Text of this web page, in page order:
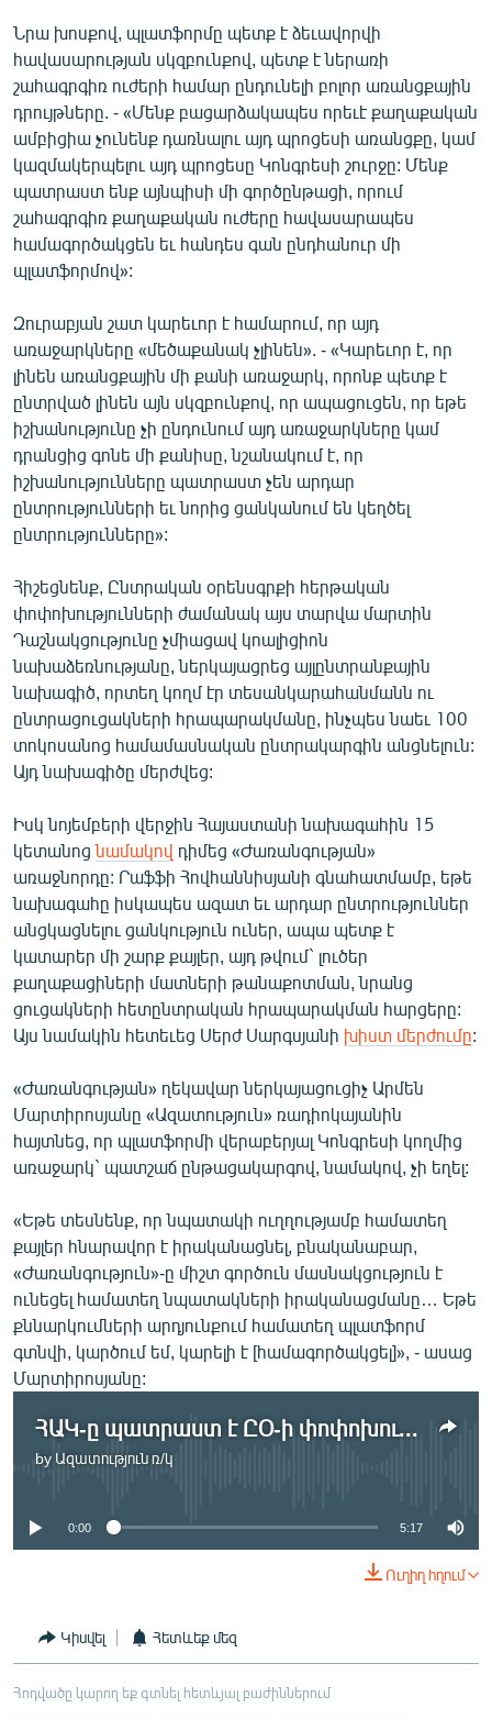
Նրա խոսքով, պլատֆորմը պետք է ձեւավորվի
հավասարության սկզբունքով, պետք է ներառի
շահագրգիռ ուժերի համար ընդունելի բոլոր առանցքային
դրույթները. - «Մենք բացարձակապես որեւէ քաղաքական
ամբիցիա չունենք դառնալու այդ պրոցեսի առանցքը, կամ
կազմակերպելու այդ պրոցեսը Կոնգրեսի շուրջը: Մենք
պատրաստ ենք այնպիսի մի գործընթացի, որում
շահագրգիռ քաղաքական ուժերը հավասարապես
համագործակցեն եւ հանդես գան ընդհանուր մի
պլատֆորմով»:
Զուրաբյան շատ կարեւոր է համարում, որ այդ
առաջարկները «մեծաքանակ չլինեն». - «Կարեւոր է, որ
լինեն առանցքային մի քանի առաջարկ, որոնք պետք է
ընտրված լինեն այն սկզբունքով, որ ապացուցեն, որ եթե
իշխանությունը չի ընդունում այդ առաջարկները կամ
դրանցից գոնե մի քանիսը, նշանակում է, որ
իշխանությունները պատրաստ չեն արդար
ընտրությունների եւ նորից ցանկանում են կեղծել
ընտրությունները»:
Հիշեցնենք, Ընտրական օրենսգրքի հերթական
փոփոխությունների ժամանակ այս տարվա մարտին
Դաշնակցությունը չմիացավ կոալիցիոն
նախաձեռնությանը, ներկայացրեց այլընտրանքային
նախագիծ, որտեղ կողմ էր տեսանկարահանմանն ու
ընտրացուցակների հրապարակմանը, ինչպես նաեւ 100
տոկոսանոց համամասնական ընտրակարգին անցնելուն:
Այդ նախագիծը մերժվեց:
Իսկ նոյեմբերի վերջին Հայաստանի նախագահին 15
կետանոցնամակով դիմեց «Ժառանգության»
առաջնորդը: Րաֆֆի Հովհաննիսյանի գնահատմամբ, եթե
նախագահը իսկապես ազատ եւ արդար ընտրություններ
անցկացնելու ցանկություն ուներ, ապա պետք է
կատարեր մի շարք քայլեր, այդ թվում` լուծեր
քաղաքացիների մատների թանաքոտման, նրանց
ցուցակների հետընտրական հրապարակման հարցերը:
Այս նամակին հետեւեց Սերժ Սարգսյանի խիստ մերժումը:
«Ժառանգության» ղեկավար ներկայացուցիչ Արմեն
Մարտիրոսյանը «Ազատություն» ռադիոկայանին
հայտնեց, որ պլատֆորմի վերաբերյալ Կոնգրեսի կողմից
առաջարկ` պատշաճ ընթացակարգով, նամակով, չի եղել:
«Եթե տեսնենք, որ նպատակի ուղղությամբ համատեղ
քայլեր հնարավոր է իրականացնել, բնականաբար,
«Ժառանգություն»-ը միշտ գործուն մասնակցություն է
ունեցել համատեղ նպատակների իրականացմանը… Եթե
քննարկումների արդյունքում համատեղ պլատֆորմ
գտնվի, կարծում եմ, կարելի է [համագործակցել]», - ասաց
Մարտիրոսյանը:
ՀԱԿ-ը պատրաստ է ԸՕ-ի փոփոխությանն ուղղված համագործակցությանը
by Ազատություն ռ/կ
No media source currently available
0:00 5:17
Ուղիղ հղում
Կիսվել Հետևեք մեզ
Հոդվածը կարող եք գտնել հետևյալ բաժիններում